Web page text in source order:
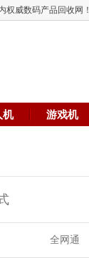
权威数码产品回收网！
机 游戏机
全网通